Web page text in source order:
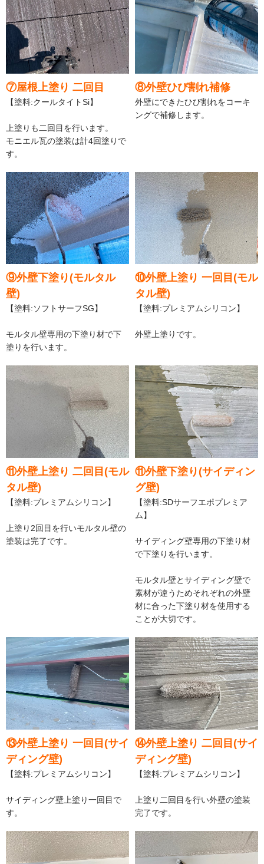
⑦屋根上塗り 二回目
【塗料:クールタイトSi】
上塗りも二回目を行います。
モニエル瓦の塗装は計4回塗りで
す。
⑧外壁ひび割れ補修
外壁にできたひび割れをコーキ
ングで補修します。
⑨外壁下塗り(モルタル
壁)
【塗料:ソフトサーフSG】
モルタル壁専用の下塗り材で下
塗りを行います。
⑩外壁上塗り 一回目(モル
タル壁)
【塗料:プレミアムシリコン】
外壁上塗りです。
⑪外壁上塗り 二回目(モル
タル壁)
【塗料:プレミアムシリコン】
上塗り2回目を行いモルタル壁の
塗装は完了です。
⑪外壁下塗り(サイディン
グ壁)
【塗料:SDサーフエポプレミア
ム】
サイディング壁専用の下塗り材
で下塗りを行います。
モルタル壁とサイディング壁で
素材が違うためそれぞれの外壁
材に合った下塗り材を使用する
ことが大切です。
⑬外壁上塗り 一回目(サイ
ディング壁)
【塗料:プレミアムシリコン】
サイディング壁上塗り一回目で
す。
⑭外壁上塗り 二回目(サイ
ディング壁)
【塗料:プレミアムシリコン】
上塗り二回目を行い外壁の塗装
完了です。